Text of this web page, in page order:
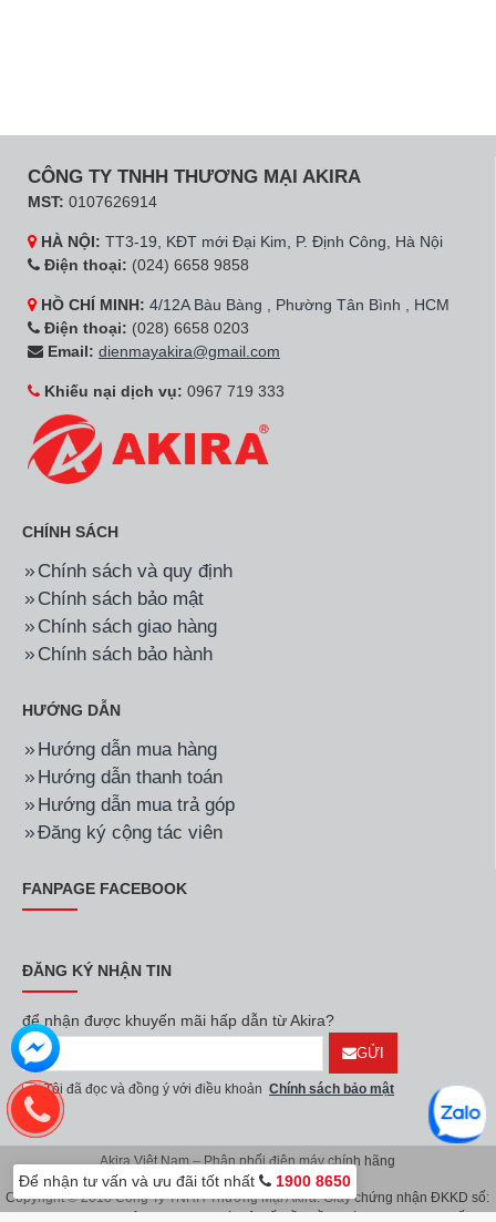
CÔNG TY TNHH THƯƠNG MẠI AKIRA
MST: 0107626914
HÀ NỘI: TT3-19, KĐT mới Đại Kim, P. Định Công, Hà Nội
Điện thoại: (024) 6658 9858
HỒ CHÍ MINH: 4/12A Bàu Bàng , Phường Tân Bình , HCM
Điện thoại: (028) 6658 0203
Email: dienmayakira@gmail.com
Khiếu nại dịch vụ: 0967 719 333
CHÍNH SÁCH
Chính sách và quy định
Chính sách bảo mật
Chính sách giao hàng
Chính sách bảo hành
HƯỚNG DẪN
Hướng dẫn mua hàng
Hướng dẫn thanh toán
Hướng dẫn mua trả góp
Đăng ký cộng tác viên
FANPAGE FACEBOOK
ĐĂNG KÝ NHẬN TIN
để nhận được khuyến mãi hấp dẫn từ Akira?
GỬI
Tôi đã đọc và đồng ý với điều khoản Chính sách bảo mật
Akira Việt Nam – Phân phối điện máy chính hãng
Copyright © 2018 Công Ty TNHH Thương Mại Akira. Giấy chứng nhận ĐKKD số:
Để nhận tư vấn và ưu đãi tốt nhất 1900 8650